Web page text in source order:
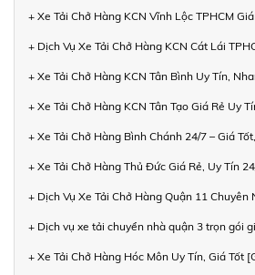
+ Xe Tải Chở Hàng KCN Vĩnh Lộc TPHCM
+ Dịch Vụ Xe Tải Chở Hàng KCN Cát Lái
+ Xe Tải Chở Hàng KCN Tân Bình Uy Tín,
+ Xe Tải Chở Hàng KCN Tân Tạo Giá Rẻ Uy
+ Xe Tải Chở Hàng Bình Chánh 24/7 – Giá
+ Xe Tải Chở Hàng Thủ Đức Giá Rẻ, Uy Tín
+ Dịch Vụ Xe Tải Chở Hàng Quận 11 Chuyên
+ Dịch vụ xe tải chuyển nhà quận 3 trọn gói
+ Xe Tải Chở Hàng Hóc Môn Uy Tín, Giá Tốt